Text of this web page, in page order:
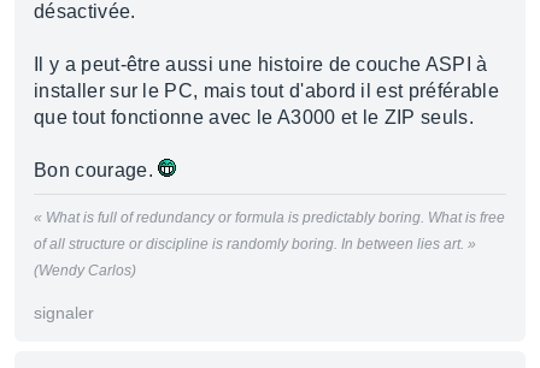
désactivée.
Il y a peut-être aussi une histoire de couche ASPI à
installer sur le PC, mais tout d'abord il est préférable
que tout fonctionne avec le A3000 et le ZIP seuls.
Bon courage.
« What is full of redundancy or formula is predictably boring. What is free
of all structure or discipline is randomly boring. In between lies art. »
(Wendy Carlos)
signaler